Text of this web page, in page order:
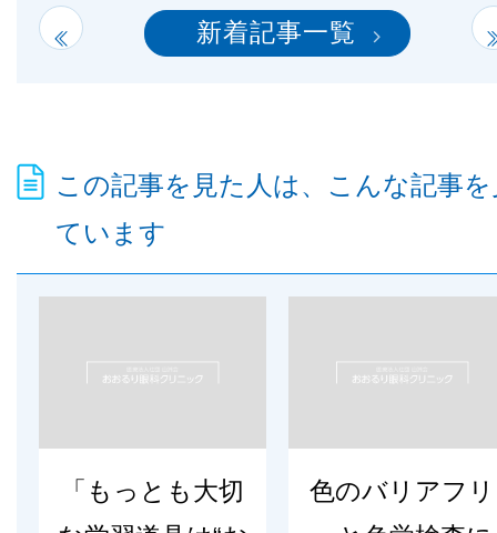
新着記事一覧
この記事を見た人は、こんな記事を
ています
「もっとも大切
色のバリアフリ